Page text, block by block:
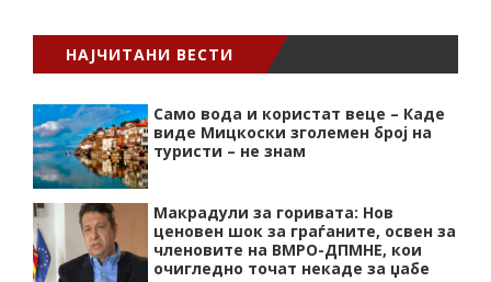
НАЈЧИТАНИ ВЕСТИ
Само вода и користат веце – Каде
виде Мицкоски зголемен број на
туристи – не знам
Макрадули за горивата: Нов
ценовен шок за граѓаните, освен за
членовите на ВМРО-ДПМНЕ, кои
очигледно точат некаде за џабе